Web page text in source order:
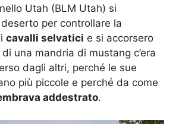
Utah (BLM Utah) si
per controllare la
cavalli selvatici e si accorsero
di una mandria di mustang c’era
dagli altri, perché le sue
più piccole e perché da come
addestrato.